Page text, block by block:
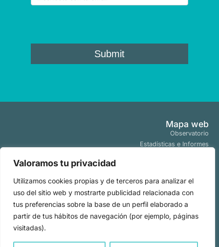
Valoramos tu privacidad
Utilizamos cookies propias y de terceros para analizar el
uso del sitio web y mostrarte publicidad relacionada con
tus preferencias sobre la base de un perfil elaborado a
partir de tus hábitos de navegación (por ejemplo, páginas
visitadas).
Mapa web
Observatorio
Estadísticas e Informes
Tendencias
Políticas
Aviso Legal
Todos los derechos2026